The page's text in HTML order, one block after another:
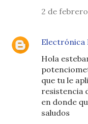
2 de febrero
Electrónica
Hola
que tu le
resistencia
en donde
saludos